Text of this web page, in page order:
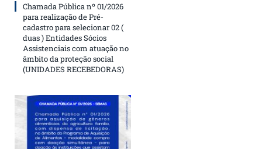
Chamada Pública nº 01/2026
para realização de Pré-
cadastro para selecionar 02 (
duas ) Entidades Sócios
Assistenciais com atuação no
âmbito da proteção social
(UNIDADES RECEBEDORAS)